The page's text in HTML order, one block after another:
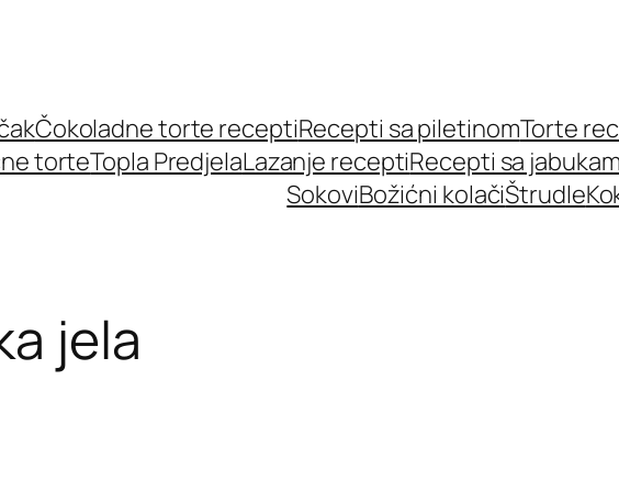
Čokoladne torte receptiRecepti sa piletinomTorte
torteTopla PredjelaLazanje receptiRecepti sa
SokoviBožićni kolačiŠtrudle
jela